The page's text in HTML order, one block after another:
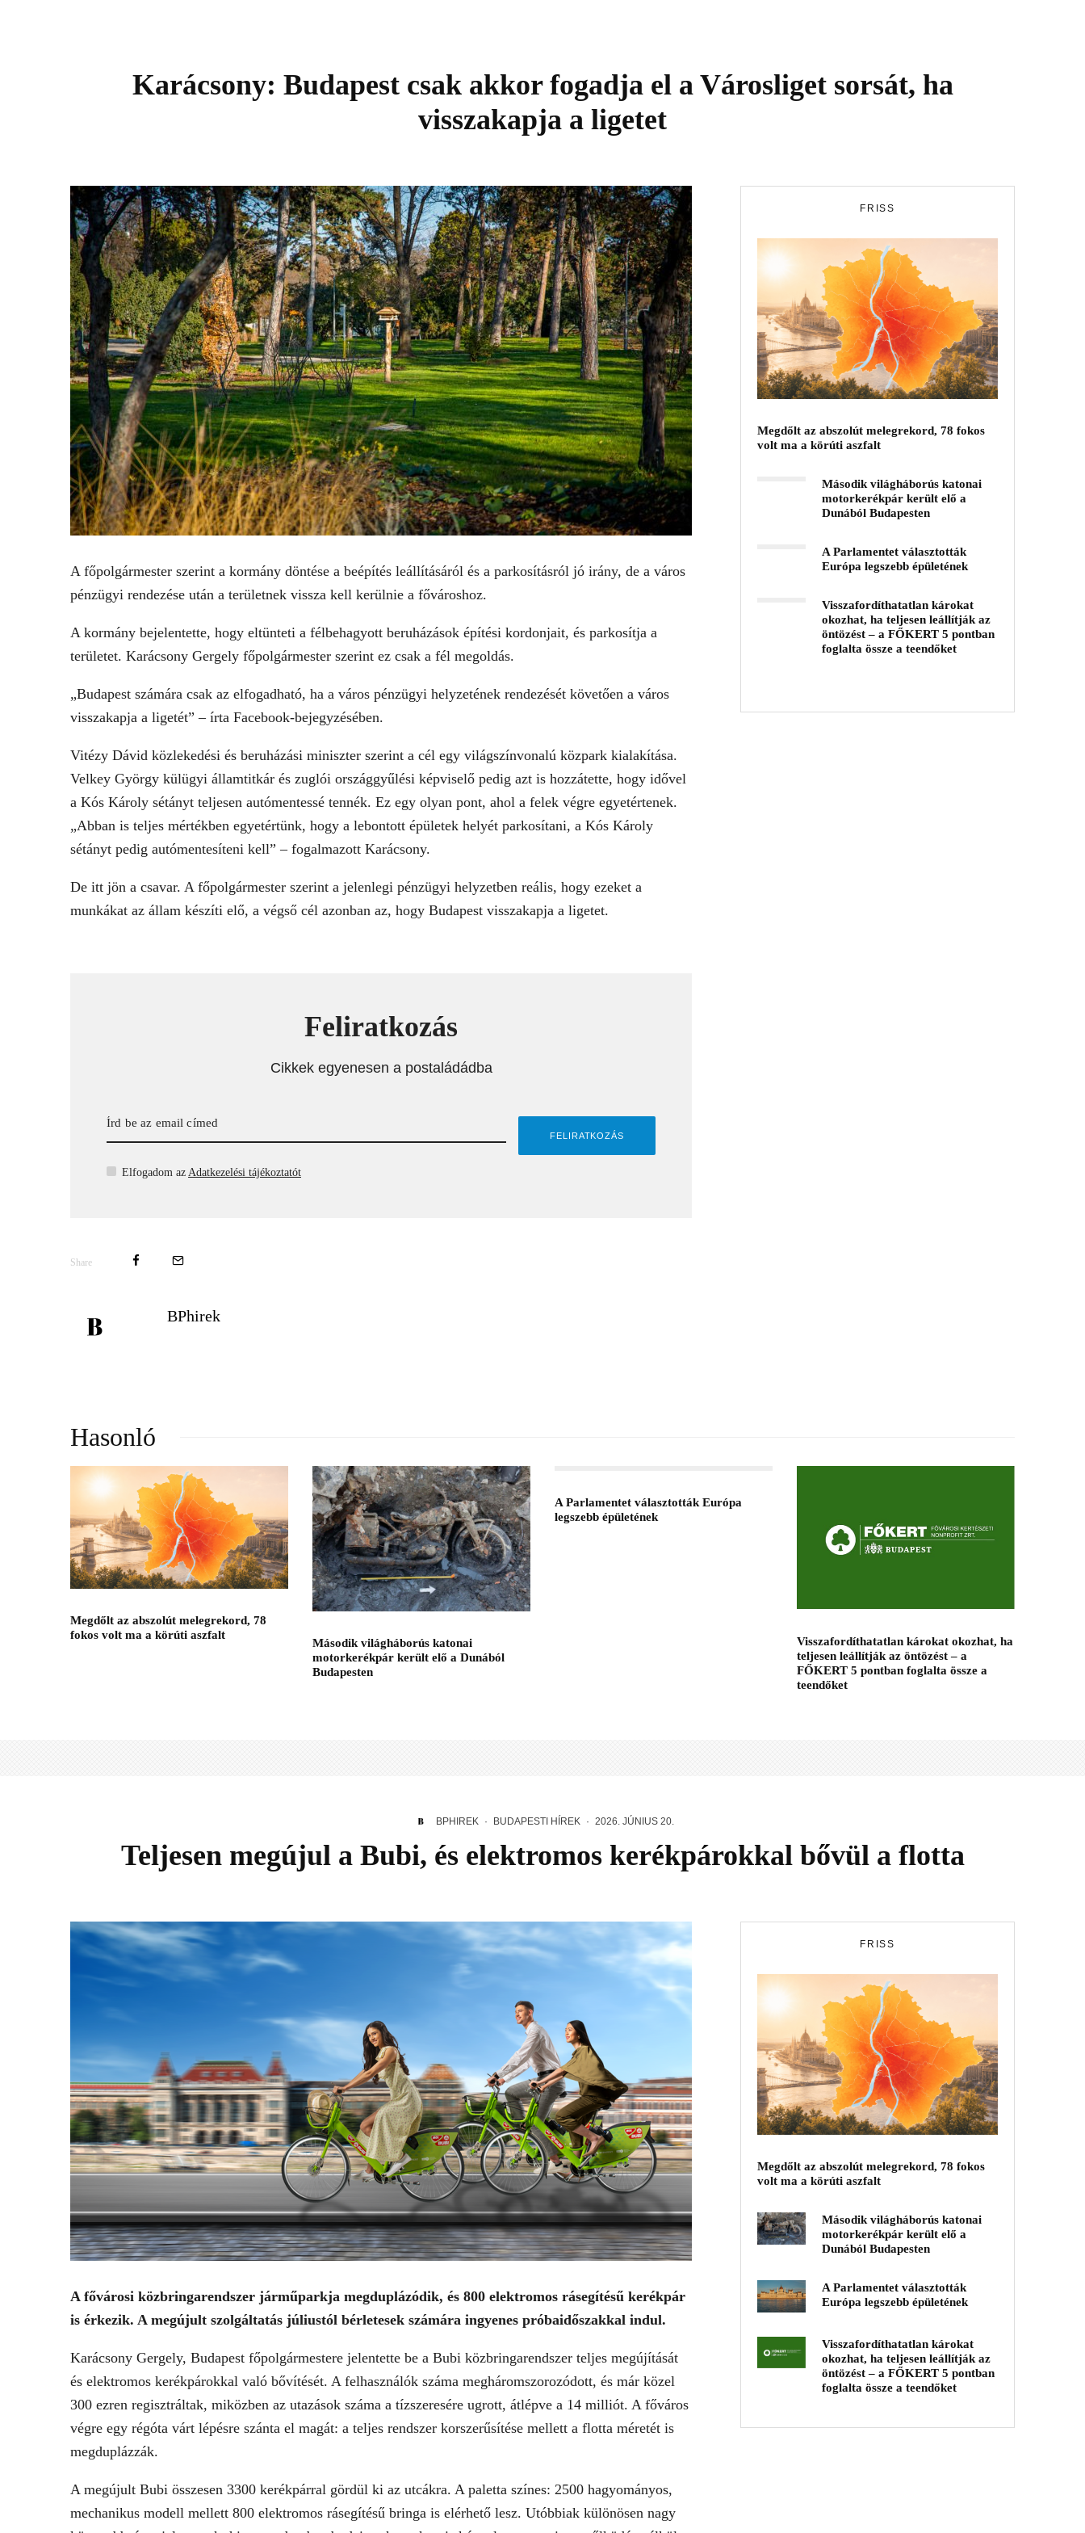
Karácsony: Budapest csak akkor fogadja el a Városliget sorsát, ha
visszakapja a ligetet
A főpolgármester szerint a kormány döntése a beépítés leállításáról és a parkosításról jó irány, de a város
pénzügyi rendezése után a területnek vissza kell kerülnie a fővároshoz.
A kormány bejelentette, hogy eltünteti a félbehagyott beruházások építési kordonjait, és parkosítja a
területet. Karácsony Gergely főpolgármester szerint ez csak a fél megoldás.
„Budapest számára csak az elfogadható, ha a város pénzügyi helyzetének rendezését követően a város
visszakapja a ligetét” – írta Facebook-bejegyzésében.
Vitézy Dávid közlekedési és beruházási miniszter szerint a cél egy világszínvonalú közpark kialakítása.
Velkey György külügyi államtitkár és zuglói országgyűlési képviselő pedig azt is hozzátette, hogy idővel
a Kós Károly sétányt teljesen autómentessé tennék. Ez egy olyan pont, ahol a felek végre egyetértenek.
„Abban is teljes mértékben egyetértünk, hogy a lebontott épületek helyét parkosítani, a Kós Károly
sétányt pedig autómentesíteni kell” – fogalmazott Karácsony.
De itt jön a csavar. A főpolgármester szerint a jelenlegi pénzügyi helyzetben reális, hogy ezeket a
munkákat az állam készíti elő, a végső cél azonban az, hogy Budapest visszakapja a ligetet.
Feliratkozás
Cikkek egyenesen a postaládádba
Elfogadom az Adatkezelési tájékoztatót
Share
BPhirek
FRISS
Megdőlt az abszolút melegrekord, 78 fokos
volt ma a körúti aszfalt
Második világháborús katonai
motorkerékpár került elő a
Dunából Budapesten
A Parlamentet választották
Európa legszebb épületének
Visszafordíthatatlan károkat
okozhat, ha teljesen leállítják az
öntözést – a FŐKERT 5 pontban
foglalta össze a teendőket
Hasonló
Megdőlt az abszolút melegrekord, 78
fokos volt ma a körúti aszfalt
Második világháborús katonai
motorkerékpár került elő a Dunából
Budapesten
A Parlamentet választották Európa
legszebb épületének
Visszafordíthatatlan károkat okozhat, ha
teljesen leállítják az öntözést – a
FŐKERT 5 pontban foglalta össze a
teendőket
BPHIREK · BUDAPESTI HÍREK · 2026. JÚNIUS 20.
Teljesen megújul a Bubi, és elektromos kerékpárokkal bővül a flotta
A fővárosi közbringarendszer járműparkja megduplázódik, és 800 elektromos rásegítésű kerékpár
is érkezik. A megújult szolgáltatás júliustól bérletesek számára ingyenes próbaidőszakkal indul.
Karácsony Gergely, Budapest főpolgármestere jelentette be a Bubi közbringarendszer teljes megújítását
és elektromos kerékpárokkal való bővítését. A felhasználók száma megháromszorozódott, és már közel
300 ezren regisztráltak, miközben az utazások száma a tízszeresére ugrott, átlépve a 14 milliót. A főváros
végre egy régóta várt lépésre szánta el magát: a teljes rendszer korszerűsítése mellett a flotta méretét is
megduplázzák.
A megújult Bubi összesen 3300 kerékpárral gördül ki az utcákra. A paletta színes: 2500 hagyományos,
mechanikus modell mellett 800 elektromos rásegítésű bringa is elérhető lesz. Utóbbiak különösen nagy
FRISS
Megdőlt az abszolút melegrekord, 78 fokos
volt ma a körúti aszfalt
Második világháborús katonai
motorkerékpár került elő a
Dunából Budapesten
A Parlamentet választották
Európa legszebb épületének
Visszafordíthatatlan károkat
okozhat, ha teljesen leállítják az
öntözést – a FŐKERT 5 pontban
foglalta össze a teendőket